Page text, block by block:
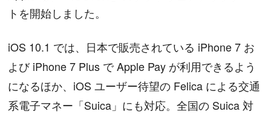
トを開始しました。
iOS 10.1 では、日本で販売されている iPhone 7 お
よび iPhone 7 Plus で Apple Pay が利用できるよう
になるほか、iOS ユーザー待望の Felica による交通
系電子マネー「Suica」にも対応。全国の Suica 対